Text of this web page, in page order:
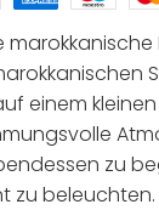
einem
zu
zu beleuchten.